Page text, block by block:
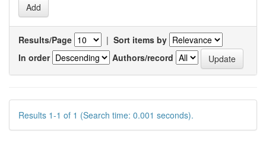
Results/Page | Sort items by
In order
Authors/record
Results 1-1 of 1 (Search time: 0.001 seconds).